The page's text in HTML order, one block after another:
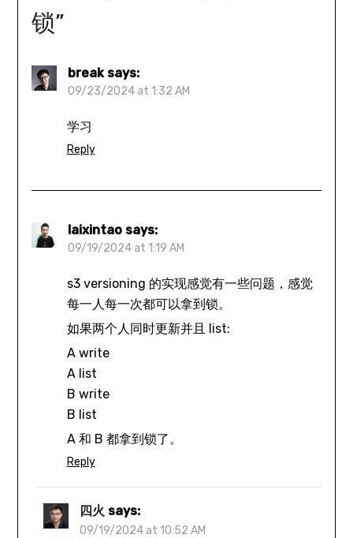
锁”
break says:
09/23/2024 at 1:32 AM
学习
Reply
laixintao says:
09/19/2024 at 1:19 AM
s3 versioning 的实现感觉有一些问题，感觉
每一人每一次都可以拿到锁。
如果两个人同时更新并且 list:
A write
A list
B write
B list
A 和 B 都拿到锁了。
Reply
四火 says:
09/19/2024 at 10:52 AM